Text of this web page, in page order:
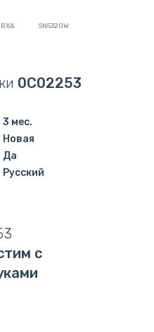
SN5320W
0C02253
3 мес.
Новая
Да
Русский
с